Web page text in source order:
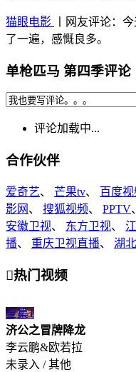
猫眼电影
丨网友评论：
了一遍，感慨良多。
单枪匹马 第四季评论
评论加载中...
合作伙伴
爱奇艺、 芒果tv、 百度视
影网 、 搜狐视频、 PPTV
安徽卫视、 东方卫视、
播、 重庆卫视直播、 湖
热门视频
全集1
济公之冒牌降龙
李云鹏&欧若拉
未录入 / 其他